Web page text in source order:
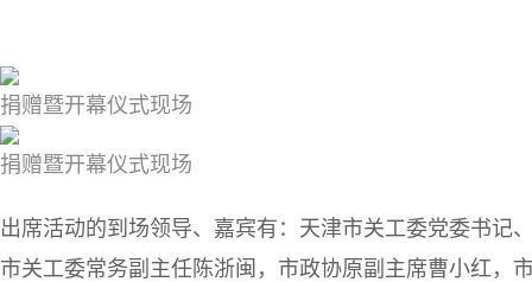
捐赠暨开幕仪式现场
捐赠暨开幕仪式现场
出席活动的到场领导、嘉宾有：天津市关工委党委书记
市关工委常务副主任陈浙闽，市政协原副主席曹小红，